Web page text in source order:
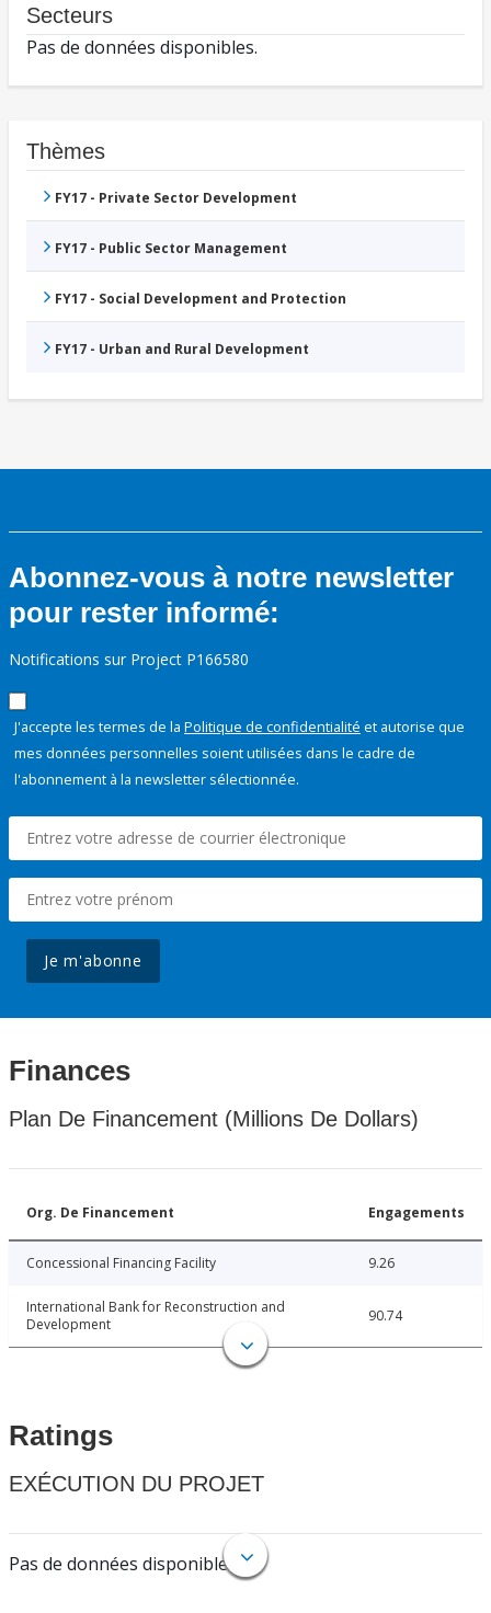
Secteurs
Pas de données disponibles.
Thèmes
FY17 - Private Sector Development
FY17 - Public Sector Management
FY17 - Social Development and Protection
FY17 - Urban and Rural Development
Abonnez-vous à notre newsletter
pour rester informé:
Notifications sur Project P166580
J'accepte les termes de la Politique de confidentialité et autorise que
mes données personnelles soient utilisées dans le cadre de
l'abonnement à la newsletter sélectionnée.
Je m'abonne
Finances
Plan De Financement (Millions De Dollars)
Org. De Financement Engagements
Concessional Financing Facility 9.26
International Bank for Reconstruction and
Development
90.74
Ratings
EXÉCUTION DU PROJET
Pas de données disponibles.